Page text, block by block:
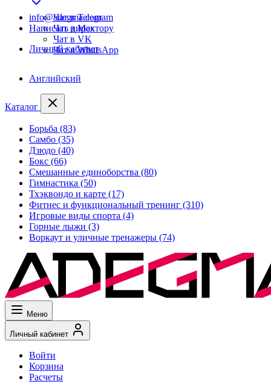
Чат в Telegram
Чат в Max
Чат в VK
Чат в WhatsApp
info@adegma.com
Написать директору
Личный кабинет
Английский
Каталог
Борьба (83)
Самбо (35)
Дзюдо (40)
Бокс (66)
Смешанные единоборства (80)
Гимнастика (50)
Тхэквондо и карте (17)
Фитнес и функциональный тренинг (310)
Игровые виды спорта (4)
Горные лыжи (3)
Воркаут и уличные тренажеры (74)
Меню
Личный кабинет
Войти
Корзина
Расчеты